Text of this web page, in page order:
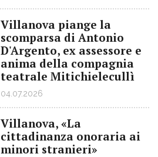
Villanova piange la
scomparsa di Antonio
D'Argento, ex assessore e
anima della compagnia
teatrale Mitichielecullì
04.07.2026
Villanova, «La
cittadinanza onoraria ai
minori stranieri»